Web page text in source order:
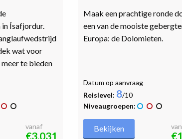
in Ísafjordur.
wat voor
te bieden
vanaf
€3.031
Maak een prachtige ronde
een van de mooiste
Europa: de Dolomieten.
Datum op aanvraag
Reislevel: 8/10
Niveaugroepen:
Bekijken